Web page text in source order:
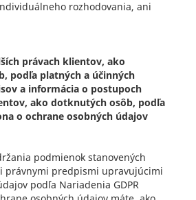
rozhodovania, ani
právach klientov, ako
podľa platných a účinných
a informácia o postupoch
ako dotknutých osôb, podľa
o ochrane osobných údajov
podmienok stanovených
právnymi predpismi upravujúcimi
podľa Nariadenia GDPR